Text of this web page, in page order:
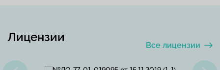
Лицензии
Все лицензии